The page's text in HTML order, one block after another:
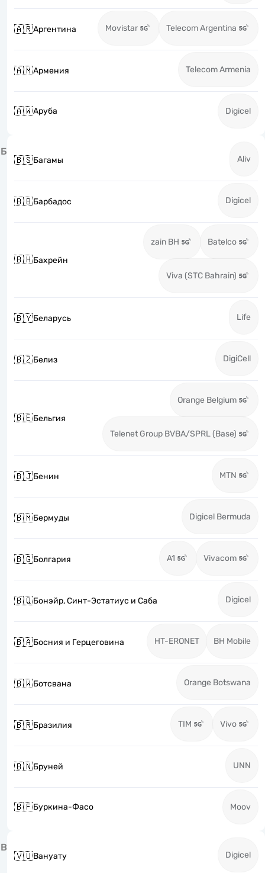
🇦🇷Аргентина Movistar Telecom Argentina
🇦🇲Армения Telecom Armenia
🇦🇼Аруба Digicel
Б
🇧🇸Багамы Aliv
🇧🇧Барбадос Digicel
🇧🇭Бахрейн
zain BH Batelco
Viva (STC Bahrain)
🇧🇾Беларусь Life
🇧🇿Белиз DigiCell
🇧🇪Бельгия
Orange Belgium
Telenet Group BVBA/SPRL (Base)
🇧🇯Бенин MTN
🇧🇲Бермуды Digicel Bermuda
🇧🇬Болгария A1 Vivacom
🇧🇶Бонэйр, Синт-Эстатиус и Саба Digicel
🇧🇦Босния и Герцеговина HT-ERONET BH Mobile
🇧🇼Ботсвана Orange Botswana
🇧🇷Бразилия TIM Vivo
🇧🇳Бруней UNN
🇧🇫Буркина-Фасо Moov
В
🇻🇺Вануату Digicel